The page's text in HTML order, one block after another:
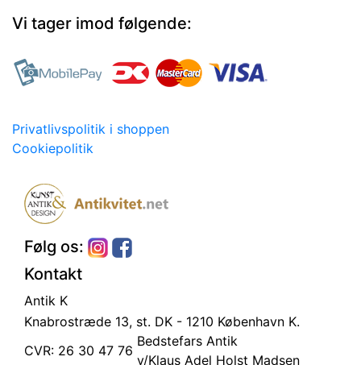
Vi tager imod følgende:
Privatlivspolitik i shoppen
Cookiepolitik
Følg os:
Kontakt
Antik K
Knabrostræde 13, st. DK - 1210 København K.
CVR: 26 30 47 76
Bedstefars Antik
v/Klaus Adel Holst Madsen